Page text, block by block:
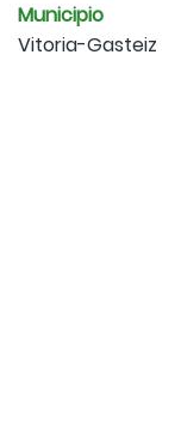
Municipio
Vitoria-Gasteiz